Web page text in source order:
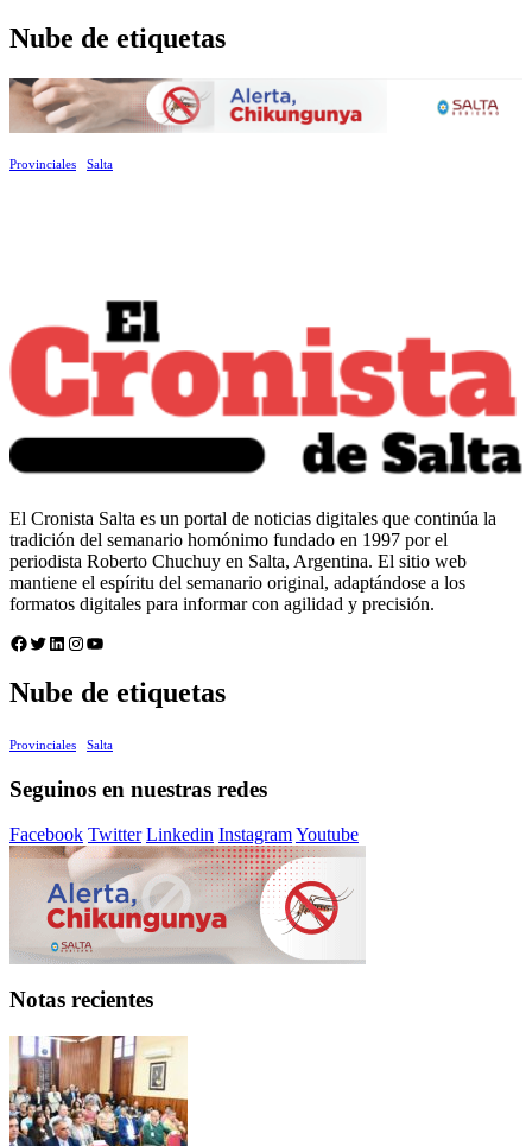
Nube de etiquetas
Provinciales Salta
El Cronista Salta es un portal de noticias digitales que continúa la
tradición del semanario homónimo fundado en 1997 por el
periodista Roberto Chuchuy en Salta, Argentina. El sitio web
mantiene el espíritu del semanario original, adaptándose a los
formatos digitales para informar con agilidad y precisión.
Facebook
Twitter
LinkedIn
Instagram
YouTube
Nube de etiquetas
Provinciales Salta
Seguinos en nuestras redes
Facebook Twitter Linkedin InstagramYoutube
Notas recientes